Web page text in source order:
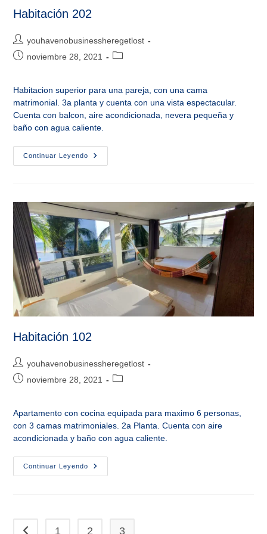
Habitación 202
Autor
de
youhavenobusinessheregetlost
Publicación
entrada:
noviembre 28, 2021
Categoría
entrada:
Habitacion superior para una pareja, con una cama
matrimonial. 3a planta y cuenta con una vista espectacular.
Cuenta con balcon, aire acondicionada, nevera pequeña y
baño con agua caliente.
Continuar Leyendo
Habitación
202
Habitación 102
Autor
de
youhavenobusinessheregetlost
Publicación
entrada:
noviembre 28, 2021
Categoría
entrada:
Apartamento con cocina equipada para maximo 6 personas,
con 3 camas matrimoniales. 2a Planta. Cuenta con aire
acondicionada y baño con agua caliente.
Continuar Leyendo
Habitación
102
1 2 3